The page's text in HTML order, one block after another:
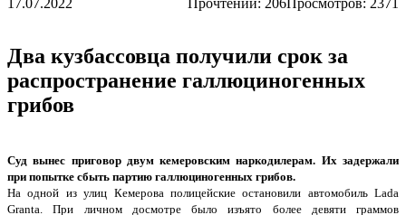
17.07.2022 Прочтений: 206Просмотров: 2371
Два кузбассовца получили срок за
распространение галлюциногенных
грибов
Суд вынес приговор двум кемеровским наркодилерам. Их задержали
при попытке сбыть партию галлюциногенных грибов.
На одной из улиц Кемерова полицейские остановили автомобиль Lada
Granta. При личном досмотре было изъято более девяти граммов